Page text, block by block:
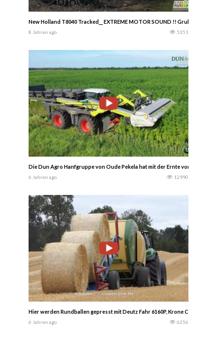
New Holland T8040 Tracked__ EXTREME MOTOR SOUND !! Grubbern /
8 Jahren ago 5351
Die Dun Agro Hanfgruppe von Oude Pekela hat mit der Ernte von
6 Jahren ago 12990
Hier werden Rundballen gepresst mit Deutz Fahr 6160P, Krone Comprima
6 Jahren ago 6256